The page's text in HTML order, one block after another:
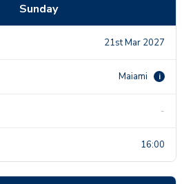
Sunday
21st Mar 2027
Maiami i
-
16:00